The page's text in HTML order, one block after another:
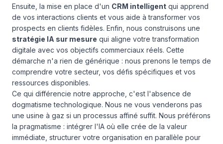
Ensuite, la mise en place d'un CRM intelligent qui apprend
de vos interactions clients et vous aide à transformer vos
prospects en clients fidèles. Enfin, nous construisons une
stratégie IA sur mesure qui aligne votre transformation
digitale avec vos objectifs commerciaux réels. Cette
démarche n'a rien de générique : nous prenons le temps de
comprendre votre secteur, vos défis spécifiques et vos
ressources disponibles.
Ce qui différencie notre approche, c'est l'absence de
dogmatisme technologique. Nous ne vous venderons pas
une usine à gaz si un processus affiné suffit. Nous préférons
la pragmatisme : intégrer l'IA où elle crée de la valeur
immédiate, structurer votre organisation en parallèle pour